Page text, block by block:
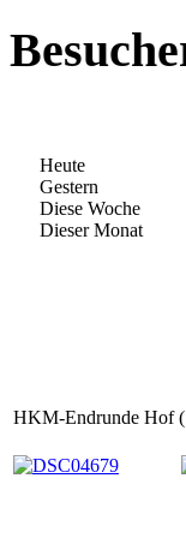
Heute
Gestern
Diese Woche
Dieser Monat
HKM-Endrunde Hof